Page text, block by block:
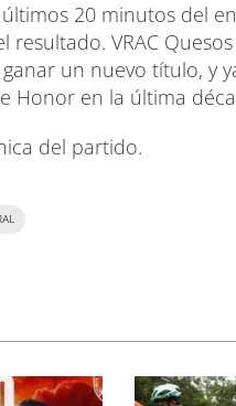
20 minutos del
VRAC
un nuevo título, y
Honor en la última
del partido.